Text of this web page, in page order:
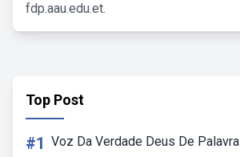
fdp.aau.edu.et.
Top Post
#1 Voz Da Verdade Deus De Palavra